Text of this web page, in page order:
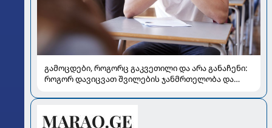
გამოცდები, როგორც გაკვეთილი და არა განაჩენი:
როგორ დავიცვათ შვილების ჯანმრთელობა და